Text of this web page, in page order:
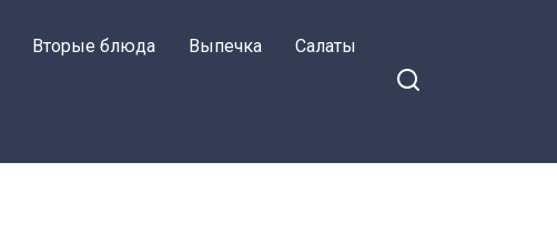
Вторые блюда Выпечка Салаты